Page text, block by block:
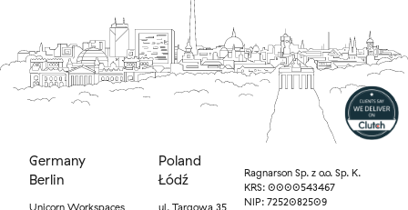
Germany
Berlin
Poland
Łódź
Ragnarson Sp. z o.o. Sp. K.
KRS: 0000543467
NIP: 7252082509